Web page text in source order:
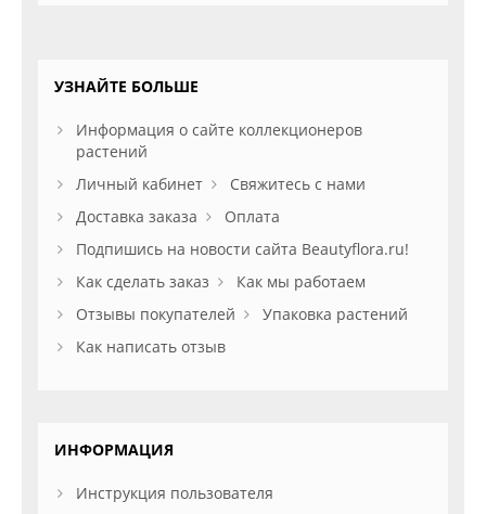
УЗНАЙТЕ БОЛЬШЕ
Информация о сайте коллекционеров
растений
Личный кабинет
Свяжитесь с нами
Доставка заказа
Оплата
Подпишись на новости сайта Beautyflora.ru!
Как сделать заказ
Как мы работаем
Отзывы покупателей
Упаковка растений
Как написать отзыв
ИНФОРМАЦИЯ
Инструкция пользователя